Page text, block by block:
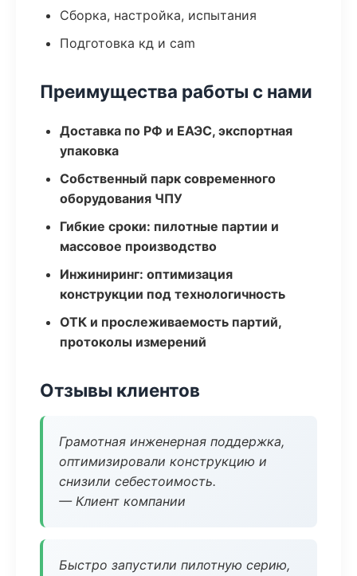
Сборка, настройка, испытания
Подготовка кд и cam
Преимущества работы с нами
Доставка по РФ и ЕАЭС, экспортная
упаковка
Собственный парк современного
оборудования ЧПУ
Гибкие сроки: пилотные партии и
массовое производство
Инжиниринг: оптимизация
конструкции под технологичность
ОТК и прослеживаемость партий,
протоколы измерений
Отзывы клиентов
Грамотная инженерная поддержка,
оптимизировали конструкцию и
снизили себестоимость.
— Клиент компании
Быстро запустили пилотную серию,